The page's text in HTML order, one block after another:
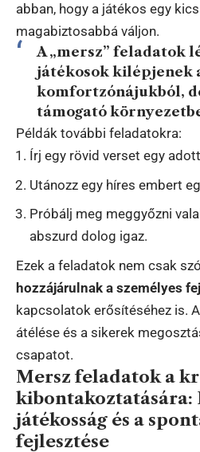
abban, hogy a játékos egy
magabiztosabbá váljon.
A „mersz” feladatok
játékosok kilépjenek
komfortzónájukból,
támogató
Példák további feladatokra:
Írj egy rövid verset egy
Utánozz egy híres embert
Próbálj meg meggyőzni
abszurd dolog igaz.
Ezek a feladatok nem csak
hozzájárulnak a személyes
kapcsolatok erősítéséhez is.
átélése és a sikerek
csapatot.
Mersz feladatok a
kibontakoztatására:
játékosság és a
fejlesztése